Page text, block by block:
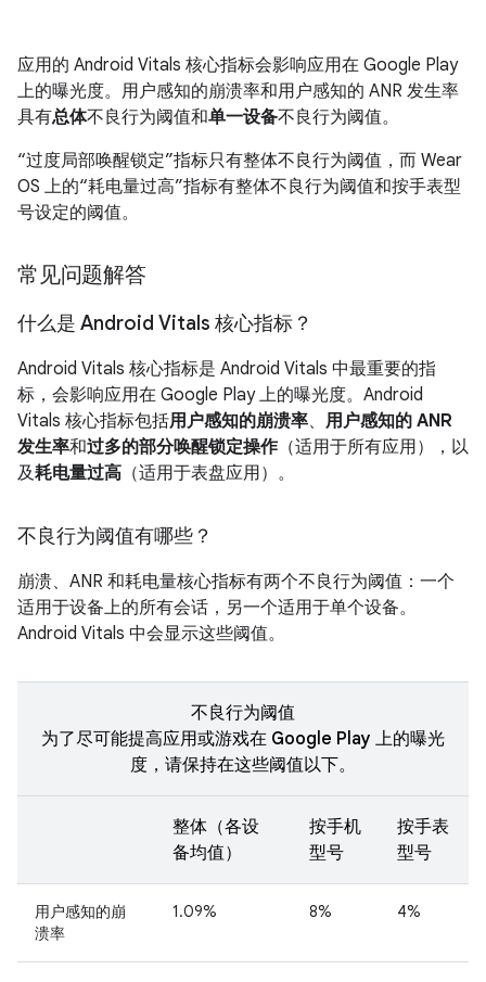
应用的 Android Vitals 核心指标会影响应用在 Google Play
上的曝光度。用户感知的崩溃率和用户感知的 ANR 发生率
具有总体不良行为阈值和单一设备不良行为阈值。
“过度局部唤醒锁定”指标只有整体不良行为阈值，而 Wear
OS 上的“耗电量过高”指标有整体不良行为阈值和按手表型
号设定的阈值。
常见问题解答
什么是 Android Vitals 核心指标？
Android Vitals 核心指标是 Android Vitals 中最重要的指
标，会影响应用在 Google Play 上的曝光度。Android
Vitals 核心指标包括用户感知的崩溃率、 用户感知的 ANR
发生率和过多的部分唤醒锁定操作（适用于所有应用），以
及耗电量过高 （适用于表盘应用）。
不良行为阈值有哪些？
崩溃、ANR 和耗电量核心指标有两个不良行为阈值：一个
适用于设备上的所有会话，另一个适用于单个设备。
Android Vitals 中会显示这些阈值。
不良行为阈值
为了尽可能提高应用或游戏在 Google Play 上的曝光
度，请保持在这些阈值以下。
整体（各设
备均值）
按手机
型号
按手表
型号
用户感知的崩
溃率
1.09% 8% 4%